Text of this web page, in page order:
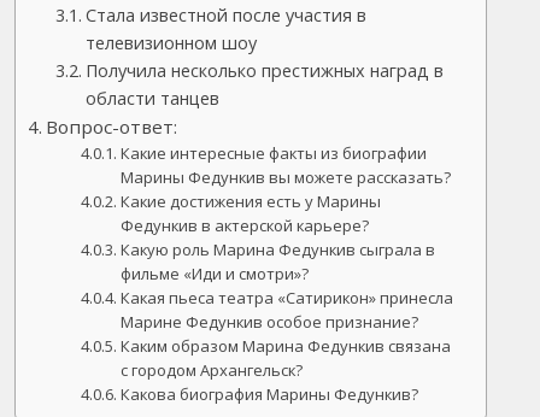
Стала известной после участия в
телевизионном шоу
Получила несколько престижных наград в
области танцев
Вопрос-ответ:
Какие интересные факты из биографии
Марины Федункив вы можете рассказать?
Какие достижения есть у Марины
Федункив в актерской карьере?
Какую роль Марина Федункив сыграла в
фильме «Иди и смотри»?
Какая пьеса театра «Сатирикон» принесла
Марине Федункив особое признание?
Каким образом Марина Федункив связана
с городом Архангельск?
Какова биография Марины Федункив?